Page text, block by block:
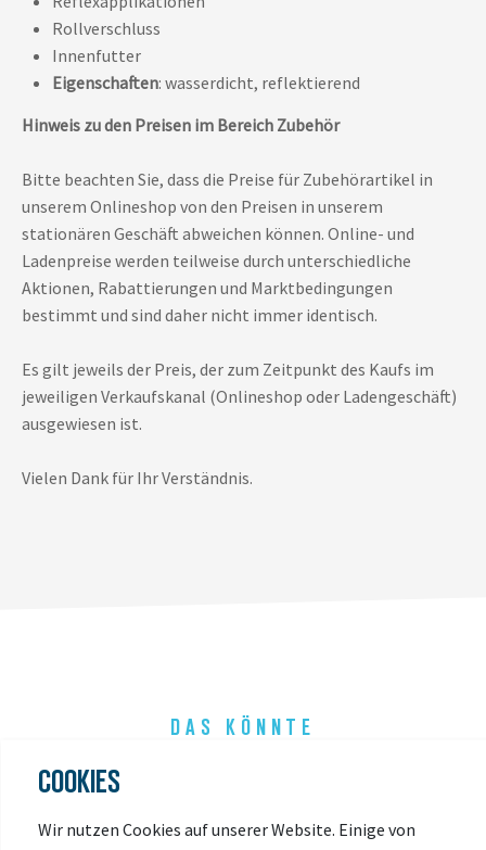
Rollverschluss
Innenfutter
Eigenschaften: wasserdicht, reflektierend
Hinweis zu den Preisen im Bereich Zubehör
Bitte beachten Sie, dass die Preise für Zubehörartikel in
unserem Onlineshop von den Preisen in unserem
stationären Geschäft abweichen können. Online- und
Ladenpreise werden teilweise durch unterschiedliche
Aktionen, Rabattierungen und Marktbedingungen
bestimmt und sind daher nicht immer identisch.
Es gilt jeweils der Preis, der zum Zeitpunkt des Kaufs im
jeweiligen Verkaufskanal (Onlineshop oder Ladengeschäft)
ausgewiesen ist.
Vielen Dank für Ihr Verständnis.
DAS KÖNNTE
COOKIES
Wir nutzen Cookies auf unserer Website. Einige von